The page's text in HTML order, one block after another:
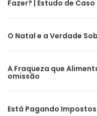
Fazer? | Estudo de Caso
O Natal e a Verdade
A Fraqueza que
omissão
Está Pagando Impostos